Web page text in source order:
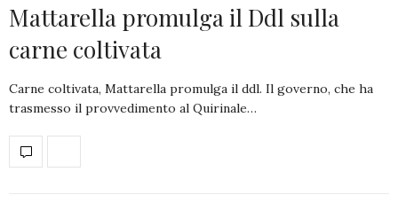
Mattarella promulga il Ddl sulla
carne coltivata
Carne coltivata, Mattarella promulga il ddl. Il governo, che ha
trasmesso il provvedimento al Quirinale…